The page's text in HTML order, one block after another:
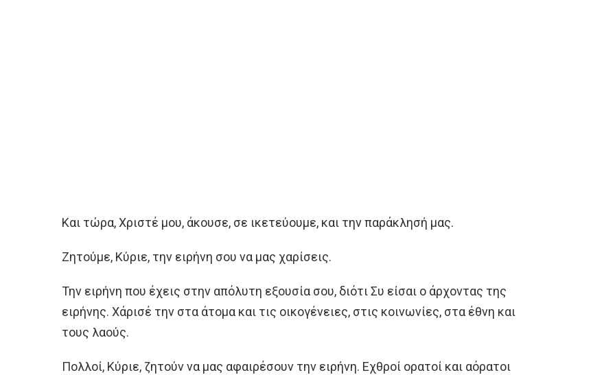
Και τώρα, Χριστέ μου, άκουσε, σε ικετεύουμε, και την παράκλησή μας.
Ζητούμε, Κύριε, την ειρήνη σου να μας χαρίσεις.
Την ειρήνη που έχεις στην απόλυτη εξουσία σου, διότι Συ είσαι ο άρχοντας της
ειρήνης. Χάρισέ την στα άτομα και τις οικογένειες, στις κοινωνίες, στα έθνη και
τους λαούς.
Πολλοί, Κύριε, ζητούν να μας αφαιρέσουν την ειρήνη. Εχθροί ορατοί και αόρατοι